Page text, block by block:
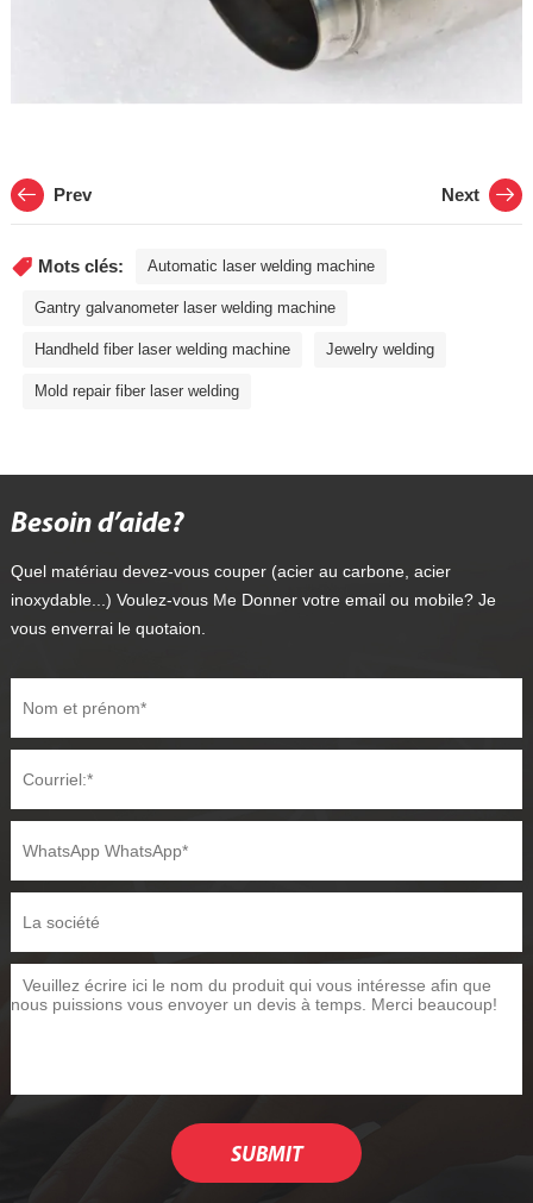
Prev Next
Mots clés: Automatic laser welding machine
Gantry galvanometer laser welding machine
Handheld fiber laser welding machine Jewelry welding
Mold repair fiber laser welding
Besoin d’aide?
Quel matériau devez-vous couper (acier au carbone, acier
inoxydable...) Voulez-vous Me Donner votre email ou mobile? Je
vous enverrai le quotaion.